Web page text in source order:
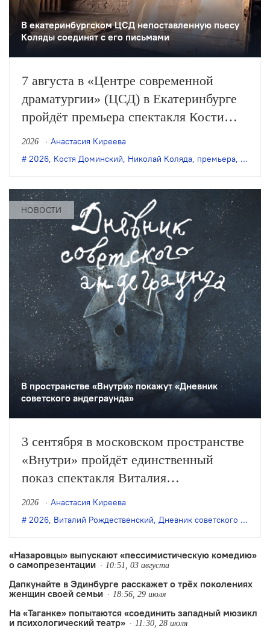
В екатеринбургском ЦСД непоставленную пьесу
Коляды соединят с его письмами
7 августа в «Центре современной
драматургии» (ЦСД) в Екатеринбурге
пройдёт премьера спектакля Кости
Доминского «Симонов и Кузнецов» по
одноимённой пьесе Николая Коляды.
2026
Анастасия Киреева
2026, Костя Доминский, Николай Коляда, премьера,
НОВОСТИ
В пространстве «Внутри» покажут «Дневник
советского андеграунда»
3 сентября в московском пространстве
«Внутри» пройдёт единственный
показ спектакля Виталия
Рождественского «Дневник советского
андеграунда» по книге Олега Цодикова
2026
Анастасия Киреева
2026, Виталий Рождественский, Дневник советского андерграунда
«Назаровцы» выпускают «пессимистическую комедию»
о самопрезентации
10:51, 03 августа
Дапкунайте в Эдинбурге расскажет о трёх поколениях
женщин своей семьи
18:56, 29 июля
На «Таганке» попытаются «соединить западный мюзикл
и психологический театр»
11:30, 28 июля